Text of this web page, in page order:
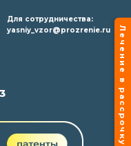
Для сотрудничества:
yasniy_vzor@prozrenie.ru
Лечение в рассрочку